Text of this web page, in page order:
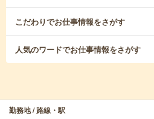
こだわりでお仕事情報をさがす
人気のワードでお仕事情報をさがす
勤務地 / 路線・駅